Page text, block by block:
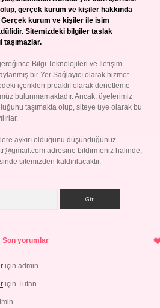
gerçek kurum ve kişiler hakkında
Gerçek kurum ve kişiler ile isim
Sitemizdeki bilgiler taslak
taşımazlar.
Bilgi Teknolojileri ve İletişim
bir Yer Sağlayıcı olarak hizmet
içerikleri proaktif olarak denetleme
bulunmamaktadır. Ancak, üyelerimiz
taşımakta olup, siteye üye olarak bu
aykırı olduğunu düşündüğünüz
adresine bildirmeniz halinde,
sitemizden kaldırılacaktır.
Son yorumlar
için admin
için Tufan